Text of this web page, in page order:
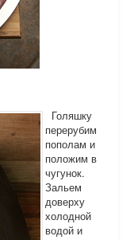
Голяшку
перерубим
пополам и
положим в
чугунок.
Зальем
доверху
холодной
водой и